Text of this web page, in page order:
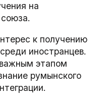
на
к получению
иностранцев.
этапом
румынского